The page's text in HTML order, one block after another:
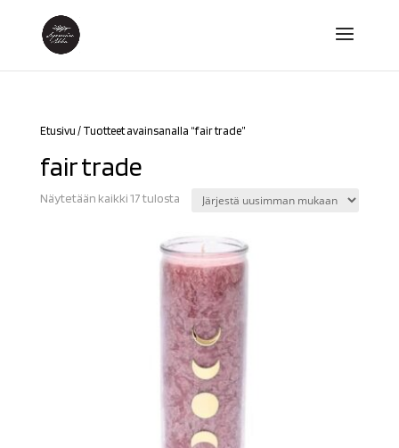
Etusivu / Tuotteet avainsanalla “fair trade”
fair trade
Näytetään kaikki 17 tulostaSorted
latest